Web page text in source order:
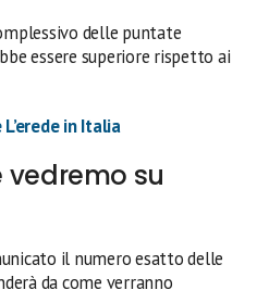
delle puntate
essere superiore rispetto ai
in Italia
su
il numero esatto delle
da come verranno